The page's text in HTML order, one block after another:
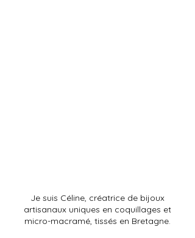
Je suis Céline, créatrice de bijoux
artisanaux uniques en coquillages et
micro-macramé, tissés en Bretagne.